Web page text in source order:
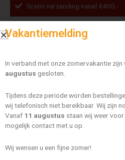
Gratis verzending vanaf €400,-
Maat
WISSEN
€445,75
Fakro
PTP-
ABMX
aantal
Vakantiemelding
In verband met onze zomervakantie zijn
augustus gesloten.
Tijdens deze periode worden
wij telefonisch niet bereikbaar. Wij zijn
Vanaf 11 augustus staan wij weer voor
mogelijk contact met u op.
Wij wensen u een fijne zomer!